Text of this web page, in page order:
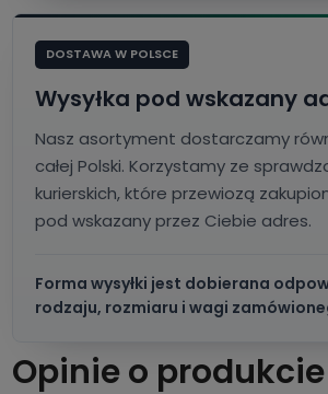
DOSTAWA W POLSCE
Wysyłka pod wskazany
Nasz asortyment dostarczamy
całej Polski. Korzystamy ze
kurierskich, które przewiozą
pod wskazany przez Ciebie adres.
Forma wysyłki jest dobierana
rodzaju, rozmiaru i wagi
Opinie o